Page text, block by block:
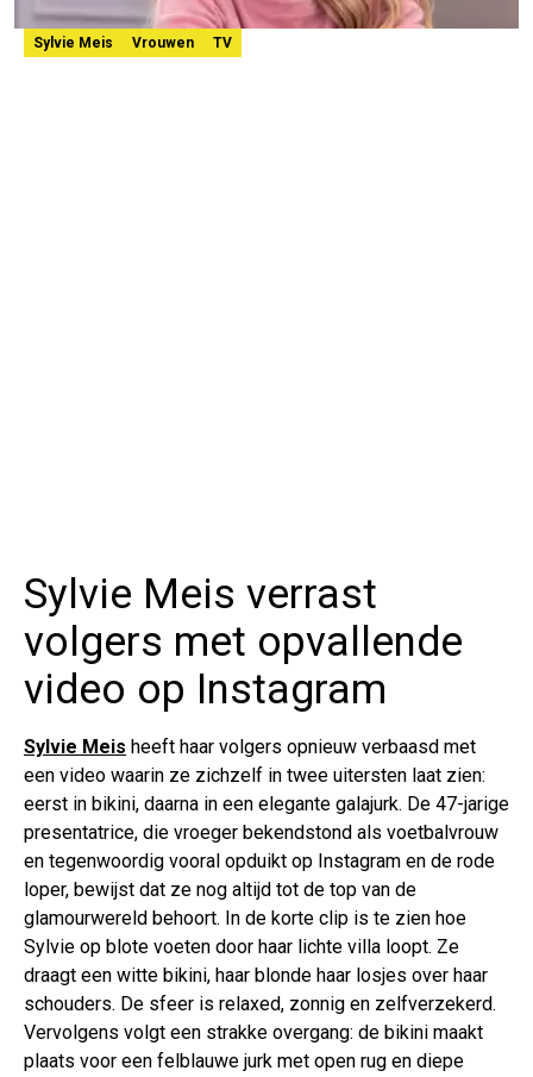
Sylvie Meis Vrouwen TV
Sylvie Meis verrast
volgers met opvallende
video op Instagram
Sylvie Meis heeft haar volgers opnieuw verbaasd met
een video waarin ze zichzelf in twee uitersten laat zien:
eerst in bikini, daarna in een elegante galajurk. De 47-jarige
presentatrice, die vroeger bekendstond als voetbalvrouw
en tegenwoordig vooral opduikt op Instagram en de rode
loper, bewijst dat ze nog altijd tot de top van de
glamourwereld behoort. In de korte clip is te zien hoe
Sylvie op blote voeten door haar lichte villa loopt. Ze
draagt een witte bikini, haar blonde haar losjes over haar
schouders. De sfeer is relaxed, zonnig en zelfverzekerd.
Vervolgens volgt een strakke overgang: de bikini maakt
plaats voor een felblauwe jurk met open rug en diepe